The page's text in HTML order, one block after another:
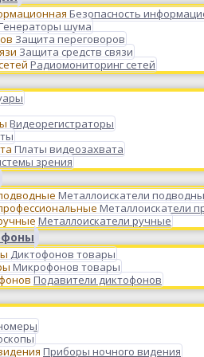
Безопасность
шума
Защита переговоров
Защита средств связи
Радиомониторинг сетей
Видеорегистраторы
Платы видеозахвата
зрения
Металлоискатели
Металлоискатели
Металлоискатели ручные
Диктофонов товары
Микрофонов товары
Подавители диктофонов
Приборы ночного видения